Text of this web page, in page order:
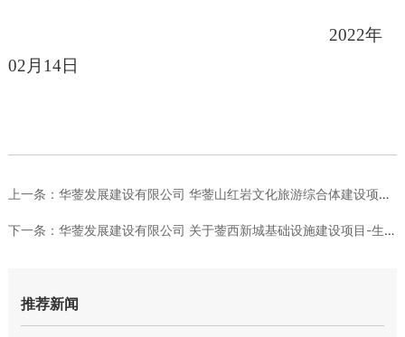
2022年
02 月 14日
上一条： 华蓥发展建设有限公司 华蓥山红岩文化旅游综合体建设项目雾炮机...
下一条： 华蓥发展建设有限公司 关于蓥西新城基础设施建设项目-生态环境...
推荐新闻